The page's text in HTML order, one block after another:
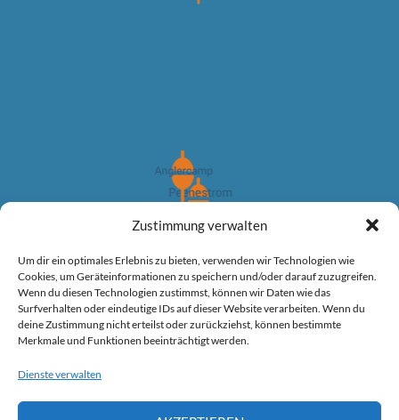
Zustimmung verwalten
Um dir ein optimales Erlebnis zu bieten, verwenden wir Technologien wie
Cookies, um Geräteinformationen zu speichern und/oder darauf zuzugreifen.
Wenn du diesen Technologien zustimmst, können wir Daten wie das
Surfverhalten oder eindeutige IDs auf dieser Website verarbeiten. Wenn du
deine Zustimmung nicht erteilst oder zurückziehst, können bestimmte
Merkmale und Funktionen beeinträchtigt werden.
Dienste verwalten
Winter angeln am Peenestrom auf groß Hecht
Angeltour auf große Winter Hechte
Planen Sie Ihre Angeltour.